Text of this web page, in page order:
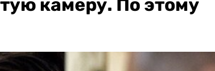
камеру. По этому